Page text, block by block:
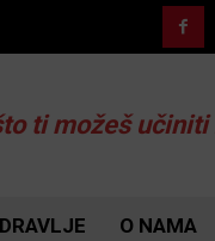
ti možeš učiniti
O NAMA